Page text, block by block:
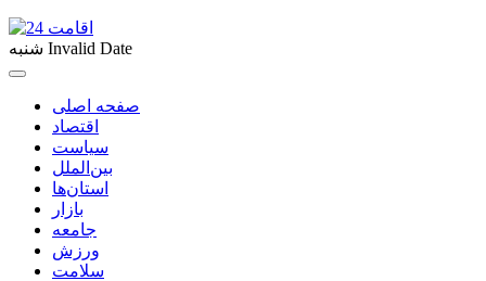
شنبه Invalid Date
صفحه اصلی
اقتصاد
سیاست
بین‌الملل
استان‌ها
بازار
جامعه
ورزش
سلامت